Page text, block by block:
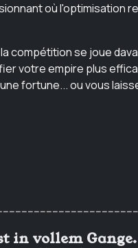
où l'optimisation
compétition se joue
votre empire plus
fortune... ou vous
in vollem